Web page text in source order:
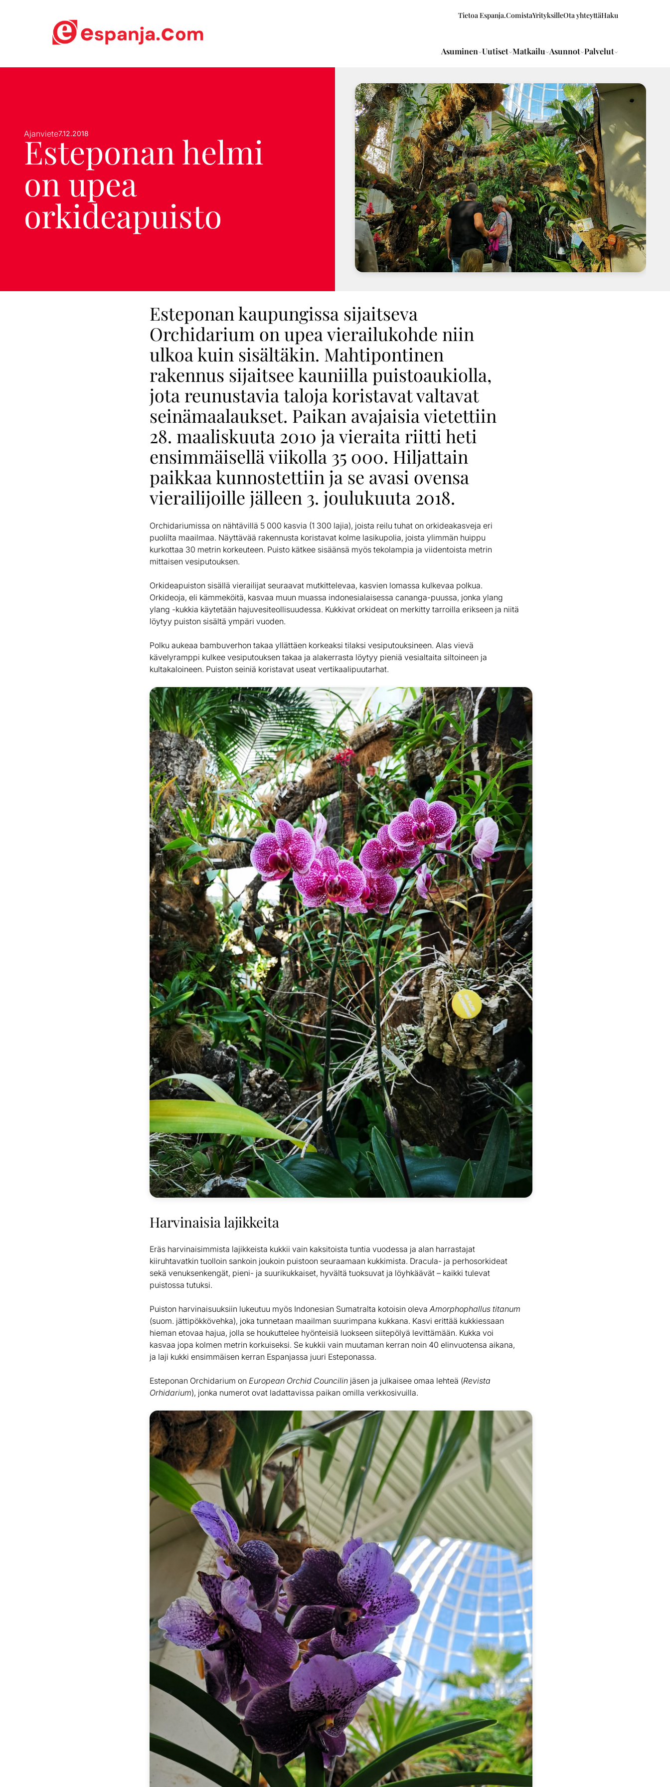
Tietoa Espanja.ComistaYrityksilleOta yhteyttäHaku
Asuminen Uutiset Matkailu Asunnot Palvelut
Ajanviete7.12.2018
Esteponan helmi
on upea
orkideapuisto
Esteponan kaupungissa sijaitseva
Orchidarium on upea vierailukohde niin
ulkoa kuin sisältäkin. Mahtipontinen
rakennus sijaitsee kauniilla puistoaukiolla,
jota reunustavia taloja koristavat valtavat
seinämaalaukset. Paikan avajaisia vietettiin
28. maaliskuuta 2010 ja vieraita riitti heti
ensimmäisellä viikolla 35 000. Hiljattain
paikkaa kunnostettiin ja se avasi ovensa
vierailijoille jälleen 3. joulukuuta 2018.
Orchidariumissa on nähtävillä 5 000 kasvia (1 300 lajia), joista reilu tuhat on orkideakasveja eri
puolilta maailmaa. Näyttävää rakennusta koristavat kolme lasikupolia, joista ylimmän huippu
kurkottaa 30 metrin korkeuteen. Puisto kätkee sisäänsä myös tekolampia ja viidentoista metrin
mittaisen vesiputouksen.
Orkideapuiston sisällä vierailijat seuraavat mutkittelevaa, kasvien lomassa kulkevaa polkua.
Orkideoja, eli kämmeköitä, kasvaa muun muassa indonesialaisessa cananga-puussa, jonka ylang
ylang -kukkia käytetään hajuvesiteollisuudessa. Kukkivat orkideat on merkitty tarroilla erikseen ja niitä
löytyy puiston sisältä ympäri vuoden.
Polku aukeaa bambuverhon takaa yllättäen korkeaksi tilaksi vesiputouksineen. Alas vievä
kävelyramppi kulkee vesiputouksen takaa ja alakerrasta löytyy pieniä vesialtaita siltoineen ja
kultakaloineen. Puiston seiniä koristavat useat vertikaalipuutarhat.
Harvinaisia lajikkeita
Eräs harvinaisimmista lajikkeista kukkii vain kaksitoista tuntia vuodessa ja alan harrastajat
kiiruhtavatkin tuolloin sankoin joukoin puistoon seuraamaan kukkimista. Dracula- ja perhosorkideat
sekä venuksenkengät, pieni- ja suurikukkaiset, hyvältä tuoksuvat ja löyhkäävät – kaikki tulevat
puistossa tutuksi.
Puiston harvinaisuuksiin lukeutuu myös Indonesian Sumatralta kotoisin oleva Amorphophallus titanum
(suom. jättipökkövehka), joka tunnetaan maailman suurimpana kukkana. Kasvi erittää kukkiessaan
hieman etovaa hajua, jolla se houkuttelee hyönteisiä luokseen siitepölyä levittämään. Kukka voi
kasvaa jopa kolmen metrin korkuiseksi. Se kukkii vain muutaman kerran noin 40 elinvuotensa aikana,
ja laji kukki ensimmäisen kerran Espanjassa juuri Esteponassa.
Esteponan Orchidarium on European Orchid Councilin jäsen ja julkaisee omaa lehteä (Revista
Orhidarium), jonka numerot ovat ladattavissa paikan omilla verkkosivuilla.